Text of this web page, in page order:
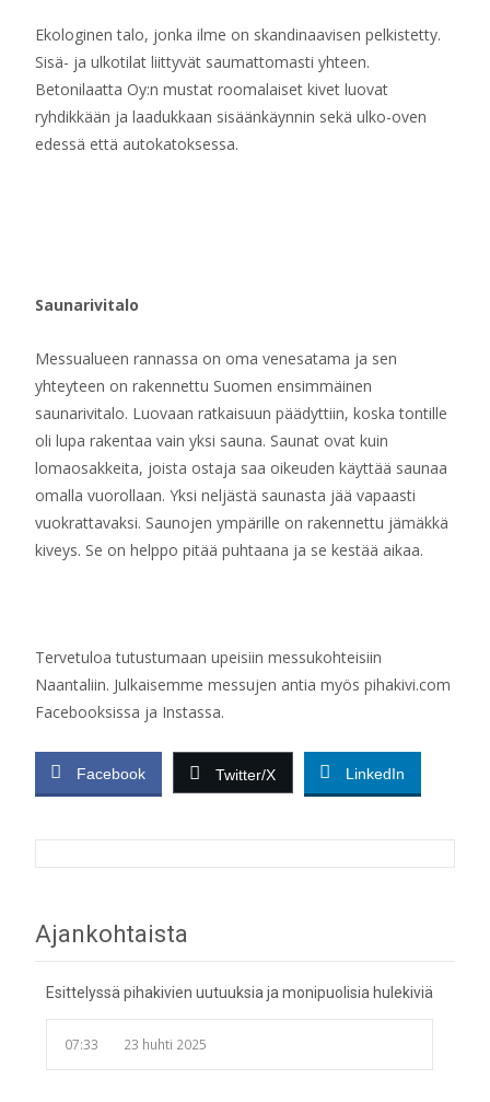
Ekologinen talo, jonka ilme on skandinaavisen pelkistetty.
Sisä- ja ulkotilat liittyvät saumattomasti yhteen.
Betonilaatta Oy:n mustat roomalaiset kivet luovat
ryhdikkään ja laadukkaan sisäänkäynnin sekä ulko-oven
edessä että autokatoksessa.
Saunarivitalo
Messualueen rannassa on oma venesatama ja sen
yhteyteen on rakennettu Suomen ensimmäinen
saunarivitalo. Luovaan ratkaisuun päädyttiin, koska tontille
oli lupa rakentaa vain yksi sauna. Saunat ovat kuin
lomaosakkeita, joista ostaja saa oikeuden käyttää saunaa
omalla vuorollaan. Yksi neljästä saunasta jää vapaasti
vuokrattavaksi. Saunojen ympärille on rakennettu jämäkkä
kiveys. Se on helppo pitää puhtaana ja se kestää aikaa.
Tervetuloa tutustumaan upeisiin messukohteisiin
Naantaliin. Julkaisemme messujen antia myös pihakivi.com
Facebooksissa ja Instassa.
Facebook Twitter/X LinkedIn
Post
navigation
Ajankohtaista
Esittelyssä pihakivien uutuuksia ja monipuolisia hulekiviä
07:33 23 huhti 2025